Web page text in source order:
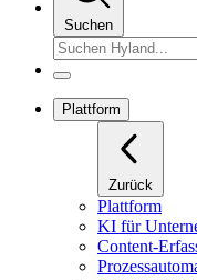
Suchen
Plattform
Zurück
Plattform
KI für
Content-